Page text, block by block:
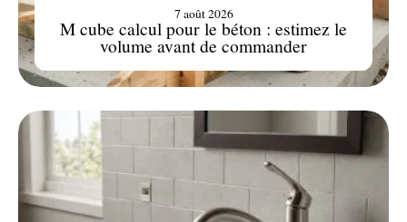
M cube calcul pour le béton : estimez le
volume avant de commander
7 août 2026